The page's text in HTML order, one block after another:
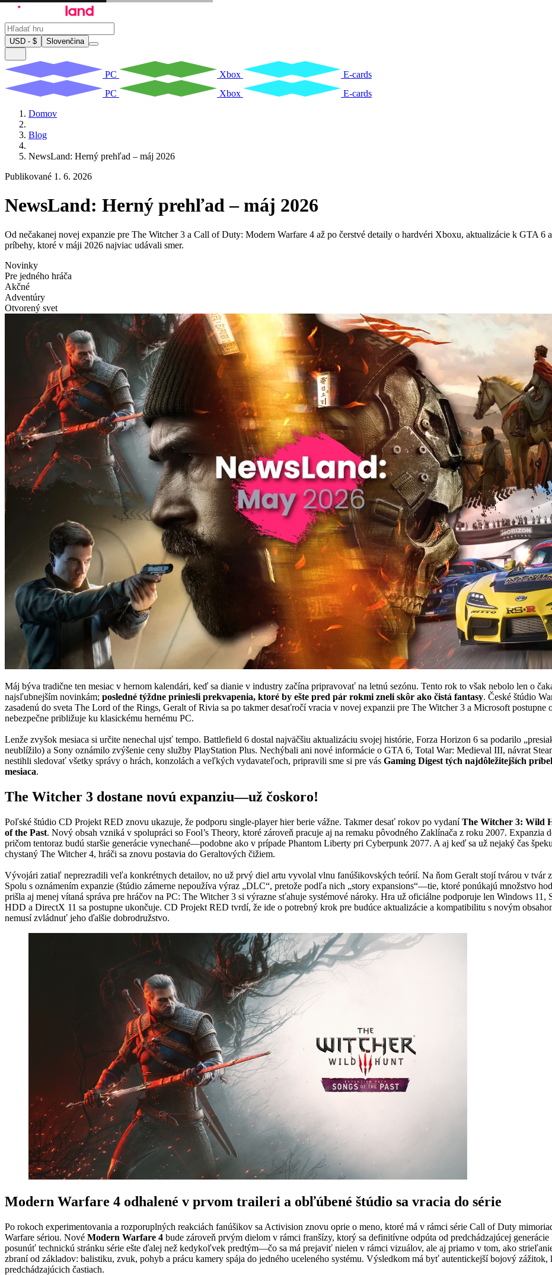
USD - $ Slovenčina
PC Xbox
E-cards
PC
Xbox
E-cards
Domov
Blog
NewsLand: Herný prehľad – máj 2026
Publikované 1. 6. 2026
NewsLand: Herný prehľad – máj 2026
Od nečakanej novej expanzie pre The Witcher 3 a Call of Duty: Modern Warfare 4 až po čerstvé detaily o hardvéri Xboxu, aktualizácie k GTA 6
príbehy, ktoré v máji 2026 najviac udávali smer.
Novinky
Pre jedného hráča
Akčné
Adventúry
Otvorený svet
Máj býva tradične ten mesiac v hernom kalendári, keď sa dianie v industry začína pripravovať na letnú sezónu. Tento rok to však nebolo len o
najsľubnejším novinkám; posledné týždne priniesli prekvapenia, ktoré by ešte pred pár rokmi zneli skôr ako čistá fantasy. České štúdio
zasadenú do sveta The Lord of the Rings, Geralt of Rivia sa po takmer desaťročí vracia v novej expanzii pre The Witcher 3 a Microsoft
nebezpečne približuje ku klasickému hernému PC.
Lenže zvyšok mesiaca si určite nenechal ujsť tempo. Battlefield 6 dostal najväčšiu aktualizáciu svojej histórie, Forza Horizon 6 sa podarilo
neublížilo) a Sony oznámilo zvýšenie ceny služby PlayStation Plus. Nechýbali ani nové informácie o GTA 6, Total War: Medieval III, návrat
nestihli sledovať všetky správy o hrách, konzolách a veľkých vydavateľoch, pripravili sme si pre vás Gaming Digest tých najdôležitejších
mesiaca.
The Witcher 3 dostane novú expanziu—už čoskoro!
Poľské štúdio CD Projekt RED znovu ukazuje, že podporu single-player hier berie vážne. Takmer desať rokov po vydaníThe Witcher 3: Wild
of the Past. Nový obsah vzniká v spolupráci so Fool’s Theory, ktoré zároveň pracuje aj na remaku pôvodného Zaklínača z roku 2007.
pričom tentoraz budú staršie generácie vynechané—podobne ako v prípade Phantom Liberty pri Cyberpunk 2077. A aj keď sa už nejaký čas
chystaný The Witcher 4, hráči sa znovu postavia do Geraltových čižiem.
Vývojári zatiaľ neprezradili veľa konkrétnych detailov, no už prvý diel artu vyvolal vlnu fanúšikovských teórií. Na ňom Geralt stojí tvárou v tvár
Spolu s oznámením expanzie (štúdio zámerne nepoužíva výraz „DLC“, pretože podľa nich „story expansions“—tie, ktoré ponúkajú množstvo
prišla aj menej vítaná správa pre hráčov na PC: The Witcher 3 si výrazne sťahuje systémové nároky. Hra už oficiálne podporuje len Windows
HDD a DirectX 11 sa postupne ukončuje. CD Projekt RED tvrdí, že ide o potrebný krok pre budúce aktualizácie a kompatibilitu s novým
nemusí zvládnuť jeho ďalšie dobrodružstvo.
Modern Warfare 4 odhalené v prvom traileri a obľúbené štúdio sa vracia do série
Po rokoch experimentovania a rozporuplných reakciách fanúšikov sa Activision znovu oprie o meno, ktoré má v rámci série Call of Duty
Warfare sériou. Nové Modern Warfare 4 bude zároveň prvým dielom v rámci franšízy, ktorý sa definitívne odpúta od predchádzajúcej
posunúť technickú stránku série ešte ďalej než kedykoľvek predtým—čo sa má prejaviť nielen v rámci vizuálov, ale aj priamo v tom, ako
zbraní od základov: balistiku, zvuk, pohyb a prácu kamery spája do jedného uceleného systému. Výsledkom má byť autentickejší bojový
predchádzajúcich častiach.